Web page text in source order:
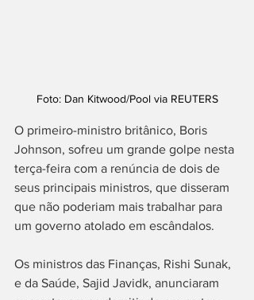
Foto: Dan Kitwood/Pool via REUTERS
O primeiro-ministro britânico, Boris
Johnson, sofreu um grande golpe nesta
terça-feira com a renúncia de dois de
seus principais ministros, que disseram
que não poderiam mais trabalhar para
um governo atolado em escândalos.
Os ministros das Finanças, Rishi Sunak,
e da Saúde, Sajid Javidk, anunciaram